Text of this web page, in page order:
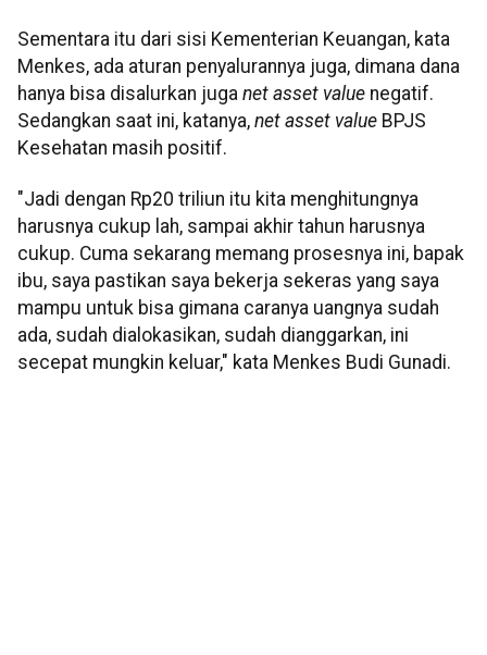
Sementara itu dari sisi Kementerian Keuangan, kata
Menkes, ada aturan penyalurannya juga, dimana dana
hanya bisa disalurkan juga net asset value negatif.
Sedangkan saat ini, katanya, net asset value BPJS
Kesehatan masih positif.
"Jadi dengan Rp20 triliun itu kita menghitungnya
harusnya cukup lah, sampai akhir tahun harusnya
cukup. Cuma sekarang memang prosesnya ini, bapak
ibu, saya pastikan saya bekerja sekeras yang saya
mampu untuk bisa gimana caranya uangnya sudah
ada, sudah dialokasikan, sudah dianggarkan, ini
secepat mungkin keluar," kata Menkes Budi Gunadi.